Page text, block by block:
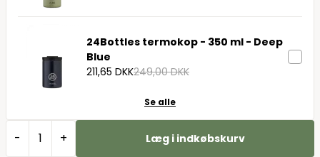
24Bottles termokop - 350 ml - Deep
Blue
211,65 DKK249,00 DKK
Se alle
- + Læg i indkøbskurv